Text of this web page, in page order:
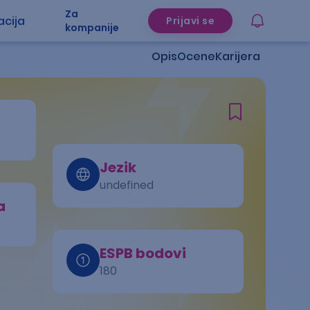
Za
kompanije
Prijavi se
OpisOceneKarijera
Jezik
undefined
ESPB bodovi
180